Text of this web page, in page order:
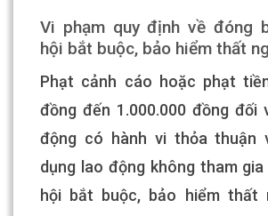
Vi phạm quy định về đóng
hội bắt buộc, bảo hiểm thất
Phạt cảnh cáo hoặc phạt
đồng đến 1.000.000 đồng đối
động có hành vi thỏa thuận
dụng lao động không tham
hội bắt buộc, bảo hiểm thất